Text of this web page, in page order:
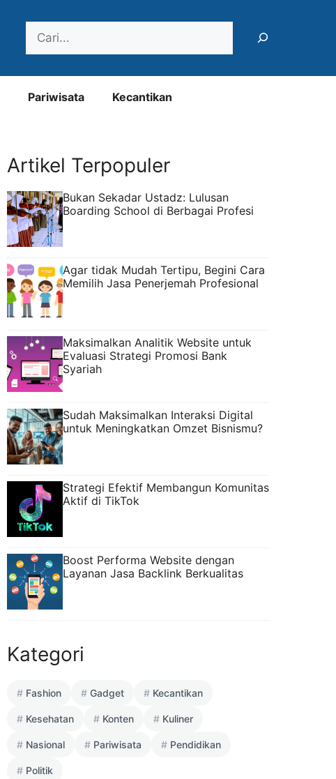
Pariwisata Kecantikan
Artikel Terpopuler
Bukan Sekadar Ustadz: Lulusan
Boarding School di Berbagai Profesi
Agar tidak Mudah Tertipu, Begini Cara
Memilih Jasa Penerjemah Profesional
Maksimalkan Analitik Website untuk
Evaluasi Strategi Promosi Bank
Syariah
Sudah Maksimalkan Interaksi Digital
untuk Meningkatkan Omzet Bisnismu?
Strategi Efektif Membangun Komunitas
Aktif di TikTok
Boost Performa Website dengan
Layanan Jasa Backlink Berkualitas
Kategori
Fashion Gadget Kecantikan
Kesehatan Konten Kuliner
Nasional Pariwisata Pendidikan
Politik